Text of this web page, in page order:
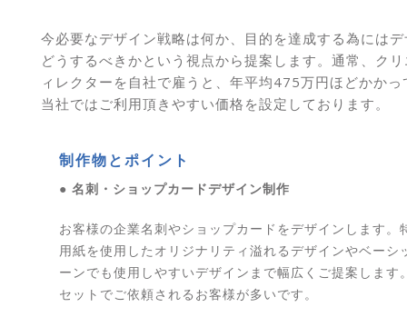
今必要なデザイン戦略は何か、目的を達成する為には
どうするべきかという視点から提案します。通常、ク
ィレクターを自社で雇うと、年平均475万円ほどかか
当社ではご利用頂きやすい価格を設定しております。
制作物とポイント
● 名刺・ショップカードデザイン制作
お客様の企業名刺やショップカードをデザインします。
用紙を使用したオリジナリティ溢れるデザインやベーシ
ーンでも使用しやすいデザインまで幅広くご提案します
セットでご依頼されるお客様が多いです。